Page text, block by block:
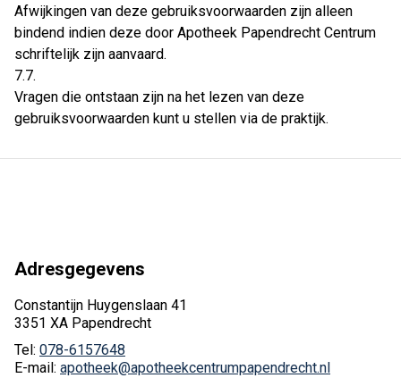
Afwijkingen van deze gebruiksvoorwaarden zijn alleen
bindend indien deze door Apotheek Papendrecht Centrum
schriftelijk zijn aanvaard.
7.7.
Vragen die ontstaan zijn na het lezen van deze
gebruiksvoorwaarden kunt u stellen via de praktijk.
Adresgegevens
Constantijn Huygenslaan 41
3351 XA Papendrecht
Tel: 078-6157648
E-mail: apotheek@apotheekcentrumpapendrecht.nl